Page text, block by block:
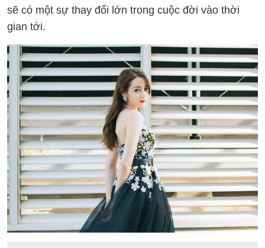
sẽ có một sự thay đổi lớn trong cuộc đời vào thời
gian tới.